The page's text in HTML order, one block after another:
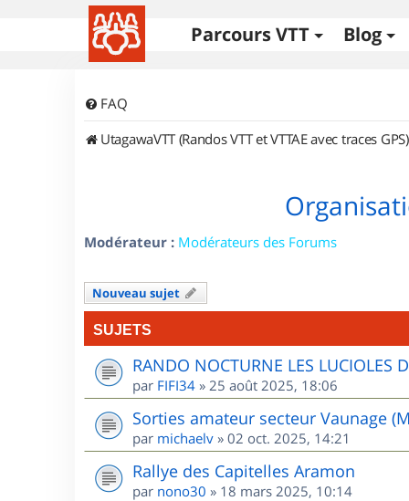
Parcours VTT Blog
FAQ
UtagawaVTT (Randos VTT et VTTAE avec traces GPS)
Modérateur : Modérateurs des Forums
Nouveau sujet
SUJETS
RANDO NOCTURNE LES LUCIOLES
par FIFI34 » 25 août 2025, 18:06
Sorties amateur secteur Vaunage
par michaelv » 02 oct. 2025, 14:21
Rallye des Capitelles Aramon
par nono30 » 18 mars 2025, 10:14